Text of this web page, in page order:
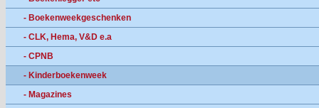
- Boekenweekgeschenken
- CLK, Hema, V&D e.a
- CPNB
- Kinderboekenweek
- Magazines